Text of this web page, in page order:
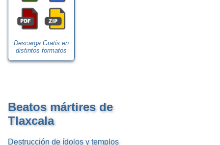
Descarga Gratis en
distintos formatos
Beatos mártires de
Tlaxcala
Destrucción de ídolos y templos